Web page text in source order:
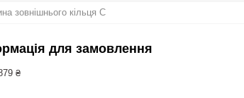
зовнішнього кільця C
для замовлення
₴